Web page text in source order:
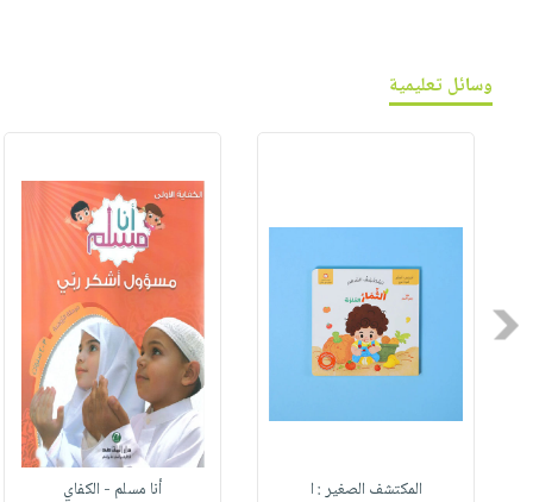
وسائل تعليمية
Previous
المكتشف الصغير : ا أنا مسلم - الكفاي